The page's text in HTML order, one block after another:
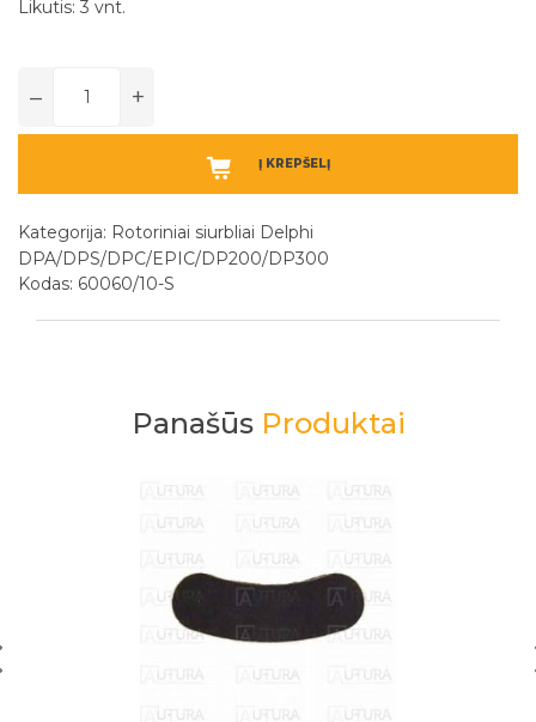
Likutis: 3 vnt.
– +
Į KREPŠELĮ
Kategorija: Rotoriniai siurbliai Delphi
DPA/DPS/DPC/EPIC/DP200/DP300
Kodas: 60060/10-S
Panašūs Produktai